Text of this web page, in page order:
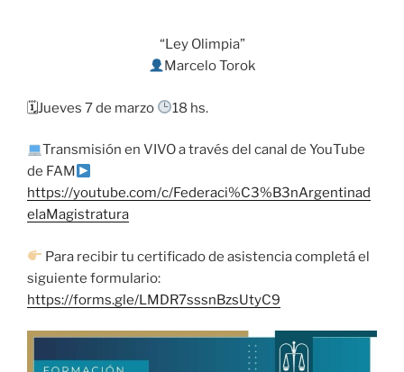
“Ley Olimpia”
Marcelo Torok
🗓Jueves 7 de marzo 18 hs.
Transmisión en VIVO a través del canal de YouTube
de FAM
https://youtube.com/c/Federaci%C3%B3nArgentinad
elaMagistratura
Para recibir tu certificado de asistencia completá el
siguiente formulario:
https://forms.gle/LMDR7sssnBzsUtyC9